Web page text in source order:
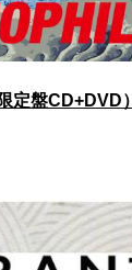
定盤CD+DVD）